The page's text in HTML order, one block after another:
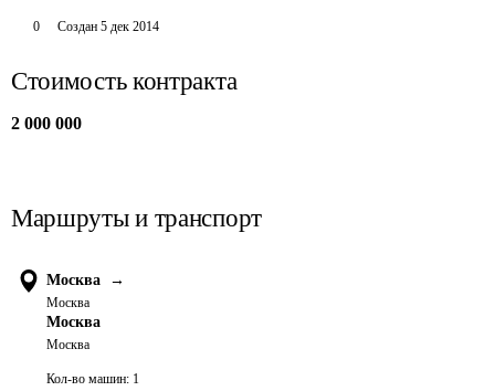
0 Создан 5 дек 2014
Стоимость контракта
2 000 000
Маршруты и транспорт
Москва →
Москва
Москва
Москва
Кол-во машин: 1